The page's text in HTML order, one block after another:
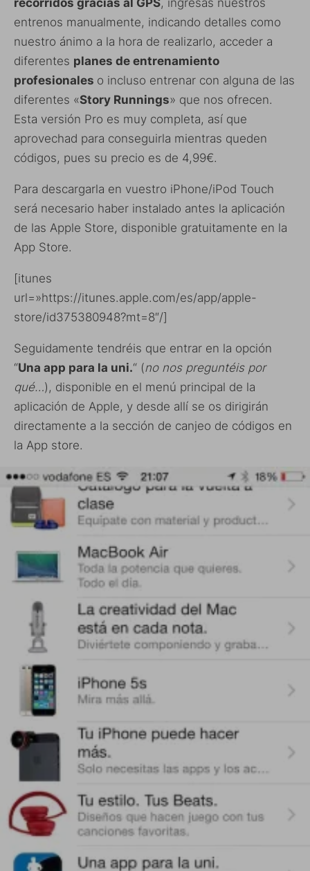
entrenos manualmente, indicando detalles como
nuestro ánimo a la hora de realizarlo, acceder a
diferentes planes de entrenamiento
profesionales o incluso entrenar con alguna de las
diferentes «Story Runnings» que nos ofrecen.
Esta versión Pro es muy completa, así que
aprovechad para conseguirla mientras queden
códigos, pues su precio es de 4,99€.
Para descargarla en vuestro iPhone/iPod Touch
será necesario haber instalado antes la aplicación
de las Apple Store, disponible gratuitamente en la
App Store.
[itunes
url=»https://itunes.apple.com/es/app/apple-
store/id375380948?mt=8″/]
Seguidamente tendréis que entrar en la opción
“Una app para la uni.“ (no nos preguntéis por
qué…), disponible en el menú principal de la
aplicación de Apple, y desde allí se os dirigirán
directamente a la sección de canjeo de códigos en
la App store.